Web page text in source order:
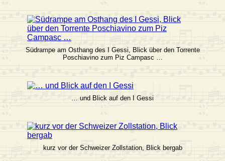
Südrampe am Osthang des I Gessi, Blick über den Torrente
Poschiavino zum Piz Campasc …
… und Blick auf den I Gessi
kurz vor der Schweizer Zollstation, Blick bergab